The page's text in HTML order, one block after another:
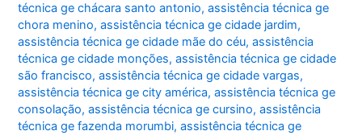
técnica ge chácara santo antonio,assistência técnica ge
chora menino,assistência técnica ge cidade jardim,
assistência técnica ge cidade mãe do céu,assistência
técnica ge cidade monções,assistência técnica ge cidade
são francisco,assistência técnica ge cidade vargas,
assistência técnica ge city américa,assistência técnica ge
consolação,assistência técnica ge cursino,assistência
técnica ge fazenda morumbi,assistência técnica ge